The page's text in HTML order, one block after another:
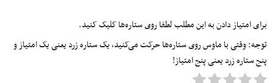
برای امتیاز دادن به این مطلب لطفا روی ستاره‌ها کلیک کنید.
توجه: وقتی با ماوس روی ستاره‌ها حرکت می‌کنید، یک ستاره زرد یعنی یک امتیاز و
پنج ستاره زرد یعنی پنج امتیاز!